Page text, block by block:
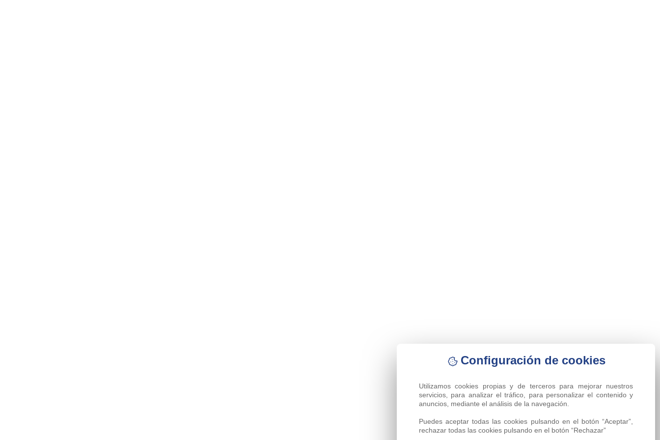
Configuración de cookies
Utilizamos cookies propias y de terceros para mejorar nuestros
servicios, para analizar el tráfico, para personalizar el contenido y
anuncios, mediante el análisis de la navegación.
Puedes aceptar todas las cookies pulsando en el botón “Aceptar”,
rechazar todas las cookies pulsando en el botón “Rechazar”